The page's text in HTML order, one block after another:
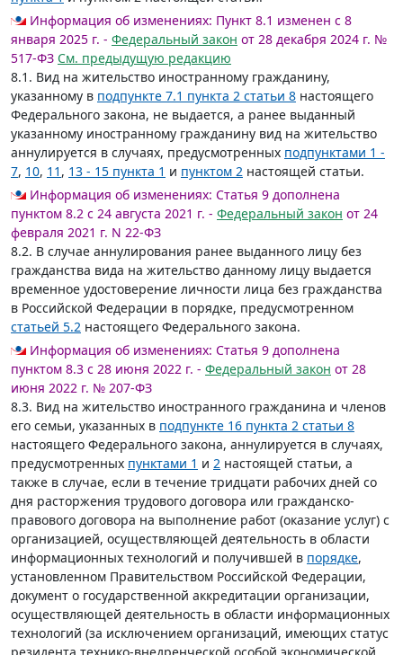
Информация об изменениях: Пункт 8.1 изменен с 8
января 2025 г. - Федеральный закон от 28 декабря 2024 г. №
517-ФЗ См. предыдущую редакцию
8.1. Вид на жительство иностранному гражданину,
указанному в подпункте 7.1 пункта 2 статьи 8 настоящего
Федерального закона, не выдается, а ранее выданный
указанному иностранному гражданину вид на жительство
аннулируется в случаях, предусмотренных подпунктами 1 -
7, 10, 11 , 13 - 15 пункта 1 и пунктом 2 настоящей статьи.
Информация об изменениях: Статья 9 дополнена
пунктом 8.2 с 24 августа 2021 г. - Федеральный закон от 24
февраля 2021 г. N 22-ФЗ
8.2. В случае аннулирования ранее выданного лицу без
гражданства вида на жительство данному лицу выдается
временное удостоверение личности лица без гражданства
в Российской Федерации в порядке, предусмотренном
статьей 5.2 настоящего Федерального закона.
Информация об изменениях: Статья 9 дополнена
пунктом 8.3 с 28 июня 2022 г. - Федеральный закон от 28
июня 2022 г. № 207-ФЗ
8.3. Вид на жительство иностранного гражданина и членов
его семьи, указанных в подпункте 16 пункта 2 статьи 8
настоящего Федерального закона, аннулируется в случаях,
предусмотренных пунктами 1 и 2 настоящей статьи, а
также в случае, если в течение тридцати рабочих дней со
дня расторжения трудового договора или гражданско-
правового договора на выполнение работ (оказание услуг) с
организацией, осуществляющей деятельность в области
информационных технологий и получившей в порядке,
установленном Правительством Российской Федерации,
документ о государственной аккредитации организации,
осуществляющей деятельность в области информационных
технологий (за исключением организаций, имеющих статус